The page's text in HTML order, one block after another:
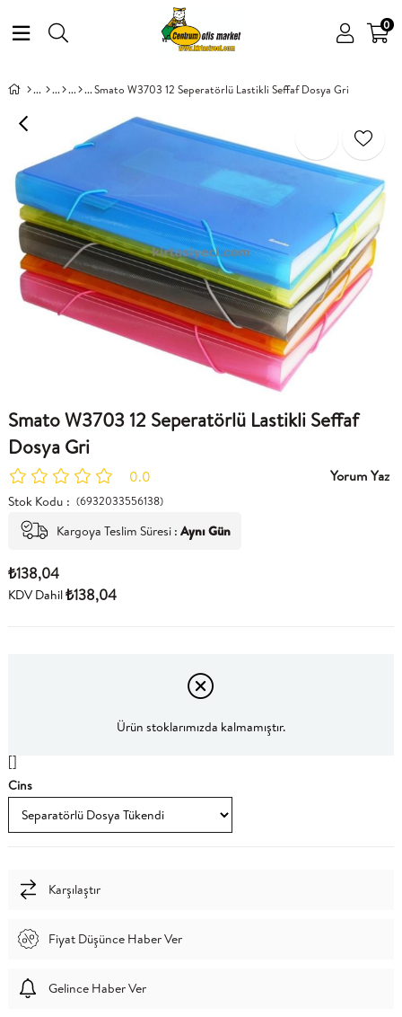
0
Smato W3703 12 Seperatörlü Lastikli Seffaf Dosya Gri
Smato W3703 12 Seperatörlü Lastikli Seffaf
Dosya Gri
0.0 Yorum Yaz
Stok Kodu (6932033556138)
Kargoya Teslim Süresi : Aynı Gün
₺138,04
KDV Dahil₺138,04
Ürün stoklarımızda kalmamıştır.
[]
Cins
Karşılaştır
Fiyat Düşünce Haber Ver
Gelince Haber Ver